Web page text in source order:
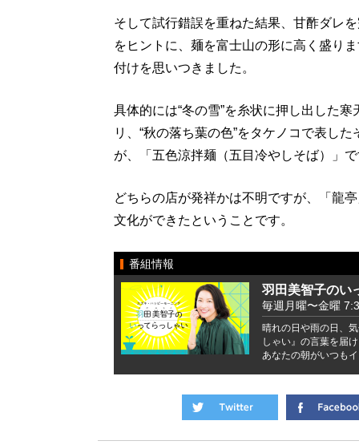
そして試行錯誤を重ねた結果、甘酢ダレ
をヒントに、麺を富士山の形に高く盛り
付けを思いつきました。
具体的には“冬の雪”を糸状に押し出した寒
リ、“秋の落ち葉の色”をタケノコで表し
が、「五色涼拌麺（五目冷やしそば）」
どちらの店が発祥かは不明ですが、「龍
文化ができたということです。
番組情報
羽田美智子のい
毎週月曜〜金曜
晴れの日や雨の日、
しゃい』の言葉を届
あなたの朝がいつも